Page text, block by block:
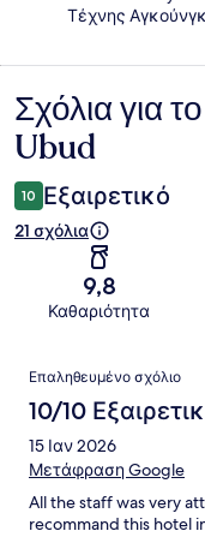
Τέχνης
Σχόλια
Σχόλια για
Ubud
10 Εξαιρετικό
21 σχόλια
9,8
Καθαριότητα
Σχόλια
Επαληθευμένο σχόλιο
10/10
15 Ιαν 2026
Μετάφραση Google
All the staff was very
recommand this hotel